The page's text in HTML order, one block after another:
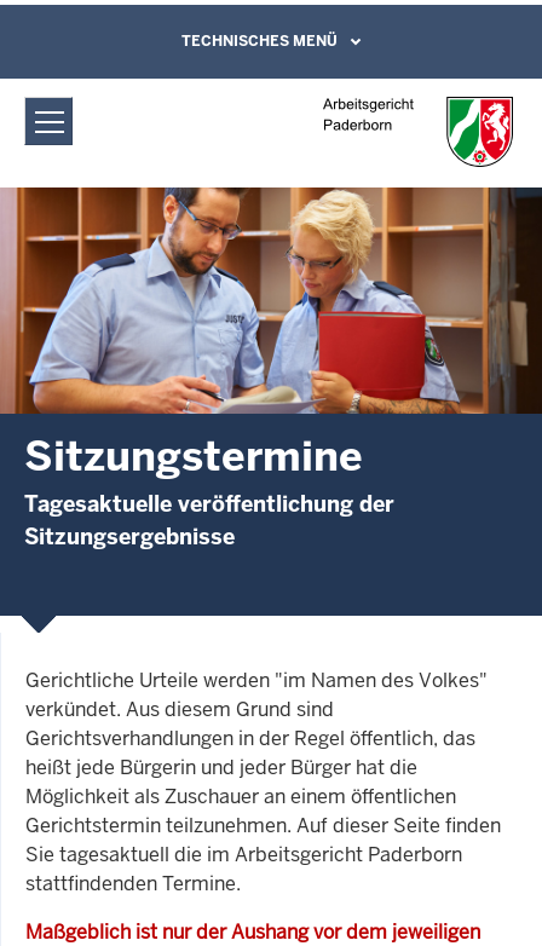
Arbeitsgericht Paderborn:
Sitzungstermine
Direkt zum Inhalt
Leichte Sprache, Gebärdensprachenvideo
und Kontaktformular
TECHNISCHES MENÜ
Sitzungstermine
Tagesaktuelle veröffentlichung der
Sitzungsergebnisse
Gerichtliche Urteile werden "im Namen des Volkes"
verkündet. Aus diesem Grund sind
Gerichtsverhandlungen in der Regel öffentlich, das
heißt jede Bürgerin und jeder Bürger hat die
Möglichkeit als Zuschauer an einem öffentlichen
Gerichtstermin teilzunehmen. Auf dieser Seite finden
Sie tagesaktuell die im Arbeitsgericht Paderborn
stattfindenden Termine.
Maßgeblich ist nur der Aushang vor dem jeweiligen